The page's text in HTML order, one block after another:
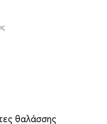
θαλάσσης